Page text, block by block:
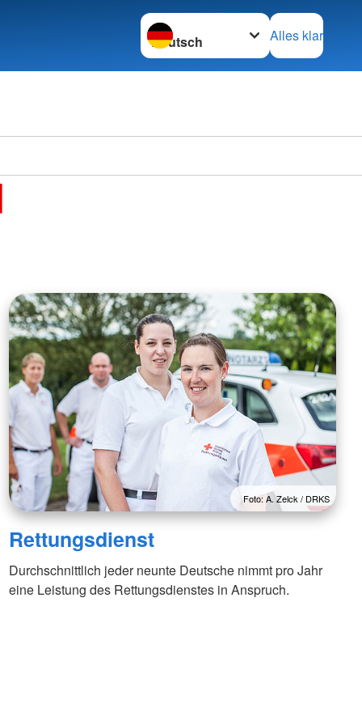
Sprache wechseln zu
Alles klar
Foto: A. Zelck / DRKS
Rettungsdienst
Durchschnittlich jeder neunte Deutsche nimmt pro Jahr
eine Leistung des Rettungsdienstes in Anspruch.